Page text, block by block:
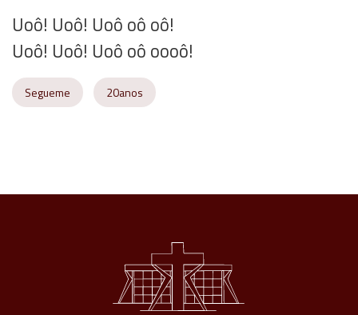
Uoô! Uoô! Uoô oô oô!
Uoô! Uoô! Uoô oô oooô!
Segueme 20anos